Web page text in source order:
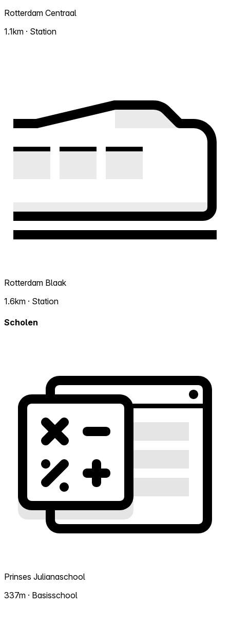
Rotterdam Centraal
1.1km · Station
Rotterdam Blaak
1.6km · Station
Scholen
Prinses Julianaschool
337m · Basisschool